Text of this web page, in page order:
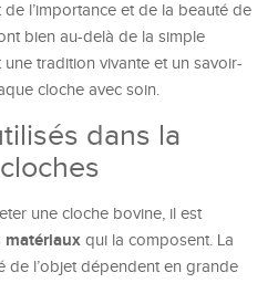
l’importance et de la beauté de
bien au-delà de la simple
tradition vivante et un savoir-
cloche avec soin.
dans la
une cloche bovine, il est
matériaux qui la composent. La
de l’objet dépendent en grande